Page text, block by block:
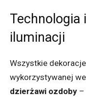
Technologia
iluminacji
Wszystkie
wykorzystywanej
dzierżawi ozdoby –